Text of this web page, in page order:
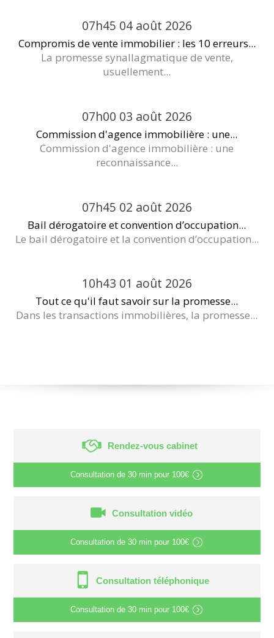
07h45 04 août 2026
Compromis de vente immobilier : les 10 erreurs...
La promesse synallagmatique de vente,
usuellement...
07h00 03 août 2026
Commission d'agence immobilière : une...
Commission d'agence immobilière : une
reconnaissance...
07h45 02 août 2026
Bail dérogatoire et convention d’occupation...
Le bail dérogatoire et la convention d’occupation...
10h43 01 août 2026
Tout ce qu'il faut savoir sur la promesse...
Dans les transactions immobilières, la promesse...
Rendez-vous cabinet
Consultation de 30 min pour 100€
Consultation vidéo
Consultation de 30 min pour 100€
Consultation téléphonique
Consultation de 30 min pour 100€